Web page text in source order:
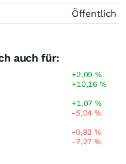
Öffentlich
auch für:
+2,09%
+10,16%
+1,07%
-5,04%
-0,92%
-7,27%